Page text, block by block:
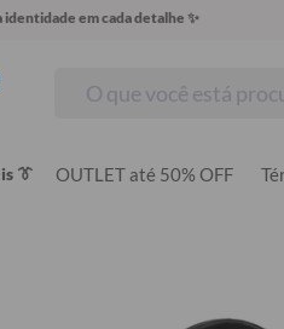
em cada detalhe ✨
👔 OUTLET até 50% OFF